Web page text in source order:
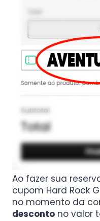
Ao fazer sua
cupom Hard Rock
no momento da
desconto no valor